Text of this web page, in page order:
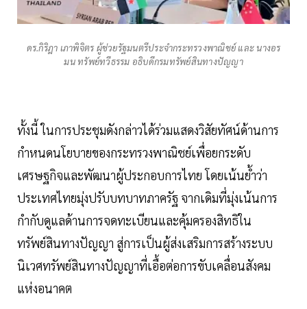
ดร.กิริฎา เภาพิจิตร ผู้ช่วยรัฐมนตรีประจำกระทรวงพาณิชย์ และ นางอร
มน ทรัพย์ทวีธรรม อธิบดีกรมทรัพย์สินทางปัญญา
ทั้งนี้ ​ในการประชุมดังกล่าวได้ร่วมแสดงวิสัยทัศน์ด้านการ
กำหนดนโยบายของกระทรวงพาณิชย์เพื่อยกระดับ
เศรษฐกิจและพัฒนาผู้ประกอบการไทย โดยเน้นย้ำว่า
ประเทศไทยมุ่งปรับบทบาทภาครัฐ จากเดิมที่มุ่งเน้นการ
กำกับดูแลด้านการจดทะเบียนและคุ้มครองสิทธิใน
ทรัพย์สินทางปัญญา สู่การเป็นผู้ส่งเสริมการสร้างระบบ
นิเวศทรัพย์สินทางปัญญาที่เอื้อต่อการขับเคลื่อนสังคม
แห่งอนาคต